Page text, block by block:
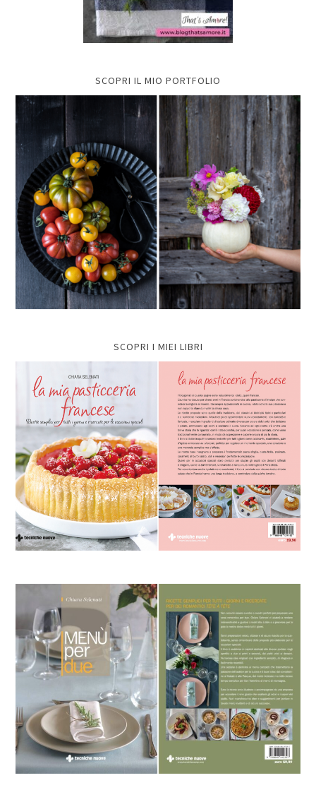
SCOPRI IL MIO PORTFOLIO
SCOPRI I MIEI LIBRI